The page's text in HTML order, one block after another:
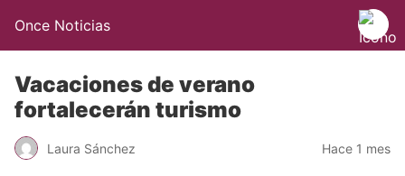
Once Noticias
Vacaciones de verano
fortalecerán turismo
Laura Sánchez Hace 1 mes